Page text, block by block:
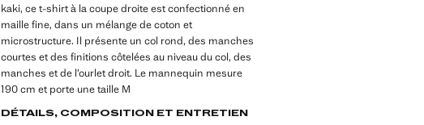
kaki, ce t-shirt à la coupe droite est confectionné en
maille fine, dans un mélange de coton et
microstructure. Il présente un col rond, des manches
courtes et des finitions côtelées au niveau du col, des
manches et de l’ourlet droit. Le mannequin mesure
190 cm et porte une taille M
DÉTAILS, COMPOSITION ET ENTRETIEN